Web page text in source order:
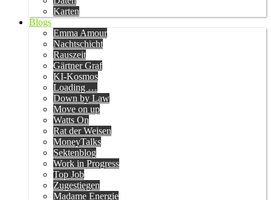
Karten
Blogs
Emma Amour
Nachtschicht
Rauszeit
Gärtner Graf
KI-Kosmos
Loading …
Down by Law
Move on up
Watts On
Rat der Weisen
MoneyTalks
Sektenblog
Work in Progress
Top Job
Zugestiegen
Madame Energie